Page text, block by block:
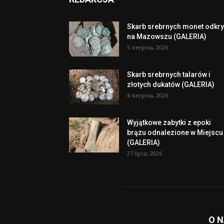
Skarb srebrnych monet
na Mazowszu (GALERIA)
5 sierpnia, 2026
Skarb srebrnych talarów i
złotych dukatów (GALERIA)
4 sierpnia, 2026
Wyjątkowe zabytki z epoki
brązu odnalezione w Miejscu
(GALERIA)
27 lipca, 2026
O